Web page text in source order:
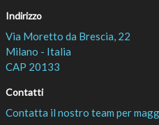
Indirizzo
Via Moretto da Brescia, 22
Milano - Italia
CAP 20133
Contatti
Contatta il nostro team per